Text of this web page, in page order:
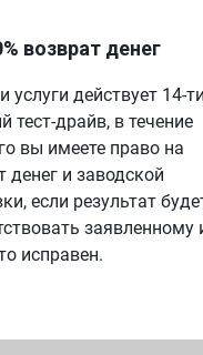
возврат денег
услуги действует 14-ти
тест-драйв, в течение
вы имеете право на
денег и заводской
если результат
заявленному
исправен.